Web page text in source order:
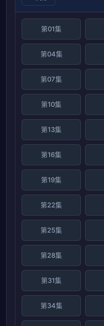
第01集
第04集
第07集
第10集
第13集
第16集
第19集
第22集
第25集
第28集
第31集
第34集